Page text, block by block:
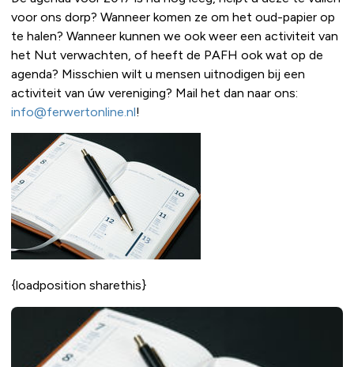
voor ons dorp? Wanneer komen ze om het oud-papier op
te halen? Wanneer kunnen we ook weer een activiteit van
het Nut verwachten, of heeft de PAFH ook wat op de
agenda? Misschien wilt u mensen uitnodigen bij een
activiteit van úw vereniging? Mail het dan naar ons:
info@ferwertonline.nl!
{loadposition sharethis}